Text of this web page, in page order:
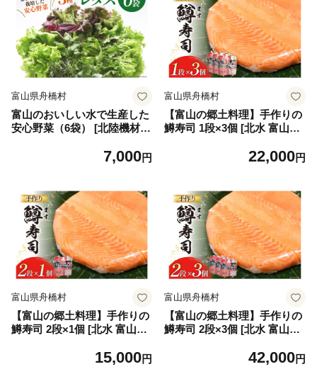
富山県舟橋村
富山のおいしい水で生産した
安心野菜（6袋） [北陸機材
菜 野菜セット フラワーリー
7,000円
富山県舟橋村
【富山の郷土料理】手作りの
鱒寿司 1段×3個 [北水 富山県
寿司 すし 押し寿し セット 富
22,000円
富山県舟橋村
【富山の郷土料理】手作りの
鱒寿司 2段×1個 [北水 富山県
寿司 すし 押し寿し セット 富
15,000円
富山県舟橋村
【富山の郷土料理】手作りの
鱒寿司 2段×3個 [北水 富山県
寿司 すし 押し寿し セット 富
42,000円